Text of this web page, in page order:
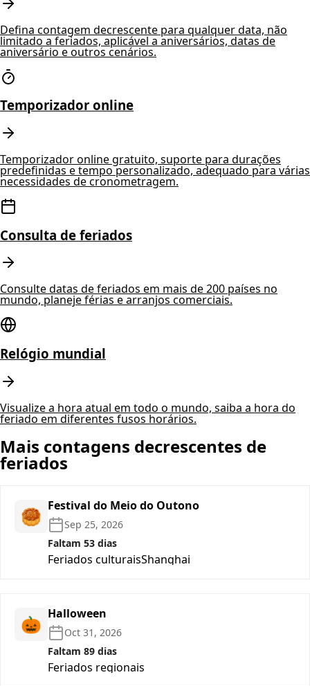
Defina contagem decrescente para qualquer data, não
limitado a feriados, aplicável a aniversários, datas de
aniversário e outros cenários.
Temporizador online
Temporizador online gratuito, suporte para durações
predefinidas e tempo personalizado, adequado para várias
necessidades de cronometragem.
Consulta de feriados
Consulte datas de feriados em mais de 200 países no
mundo, planeje férias e arranjos comerciais.
Relógio mundial
Visualize a hora atual em todo o mundo, saiba a hora do
feriado em diferentes fusos horários.
Mais contagens decrescentes de
feriados
🥮 Festival do Meio do Outono
Sep 25, 2026
Faltam 53 dias
Feriados culturaisShanghai
🎃 Halloween
Oct 31, 2026
Faltam 89 dias
Feriados regionais